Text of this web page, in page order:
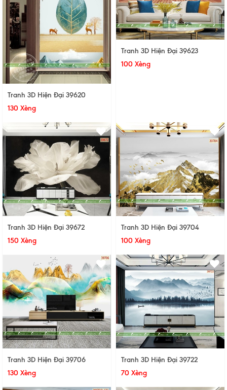
Tranh 3D Hiện Đại 39620
130 Xèng
Tranh 3D Hiện Đại 39623
100 Xèng
Tranh 3D Hiện Đại 39672
150 Xèng
Tranh 3D Hiện Đại 39704
100 Xèng
Tranh 3D Hiện Đại 39706
130 Xèng
Tranh 3D Hiện Đại 39722
70 Xèng